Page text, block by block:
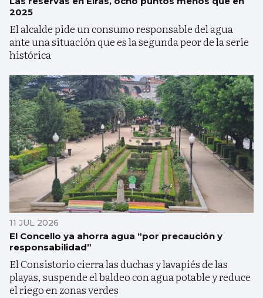
2025
El alcalde pide un consumo responsable del agua
ante una situación que es la segunda peor de la serie
histórica
11 JUL 2026
El Concello ya ahorra agua “por precaución y
responsabilidad”
El Consistorio cierra las duchas y lavapiés de las
playas, suspende el baldeo con agua potable y reduce
el riego en zonas verdes